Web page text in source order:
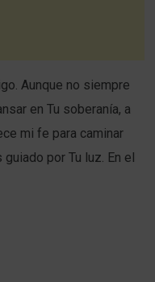
Aunque no siempre
en Tu soberanía, a
mi fe para caminar
por Tu luz. En el